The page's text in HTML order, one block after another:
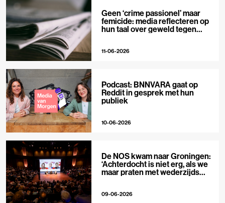
Geen ‘crime passionel’ maar
femicide: media reflecteren op
hun taal over geweld tegen
11-06-2026
Podcast: BNNVARA gaat op
Reddit in gesprek met hun
publiek
10-06-2026
De NOS kwam naar Groningen:
‘Achterdocht is niet erg, als we
maar praten met wederzijds
09-06-2026